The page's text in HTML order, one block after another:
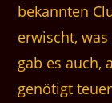
bekannten
erwischt,
gab es auch,
genötigt